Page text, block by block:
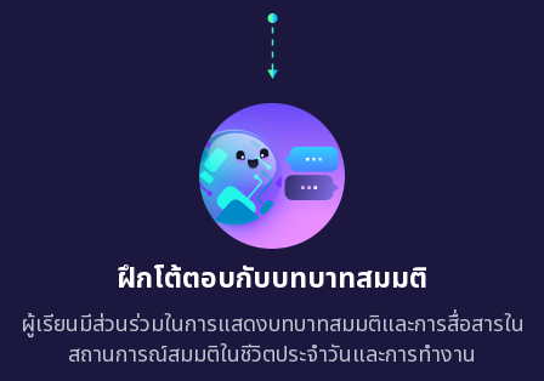
ฝึกโต้ตอบกับบทบาทสมมติ
ผู้เรียนมีส่วนร่วมในการแสดงบทบาทสมมติและการสื่อสารใน
สถานการณ์สมมติในชีวิตประจำวันและการทำงาน